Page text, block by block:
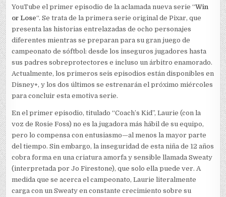
YouTube el primer episodio de la aclamada nueva serie “Win
or Lose“. Se trata de la primera serie original de Pixar, que
presenta las historias entrelazadas de ocho personajes
diferentes mientras se preparan para su gran juego de
campeonato de sóftbol: desde los inseguros jugadores hasta
sus padres sobreprotectores e incluso un árbitro enamorado.
Actualmente, los primeros seis episodios están disponibles en
Disney+, y los dos últimos se estrenarán el próximo miércoles
para concluir esta emotiva serie.
En el primer episodio, titulado “Coach’s Kid”, Laurie (con la
voz de Rosie Foss) no es la jugadora más hábil de su equipo,
pero lo compensa con entusiasmo—al menos la mayor parte
del tiempo. Sin embargo, la inseguridad de esta niña de 12 años
cobra forma en una criatura amorfa y sensible llamada Sweaty
(interpretada por Jo Firestone), que solo ella puede ver. A
medida que se acerca el campeonato, Laurie literalmente
carga con un Sweaty en constante crecimiento sobre su